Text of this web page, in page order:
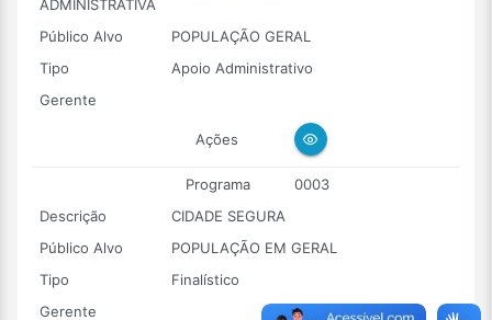
ADMINISTRATIVA
Público Alvo
POPULAÇÃO GERAL
Tipo
Apoio Administrativo
Gerente
Ações
Programa
0003
Descrição
CIDADE SEGURA
Público Alvo
POPULAÇÃO EM GERAL
Tipo
Finalístico
Gerente